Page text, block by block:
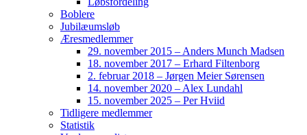
Boblere
Jubilæumsløb
Æresmedlemmer
29. november 2015 – Anders Munch Madsen
18. november 2017 – Erhard Filtenborg
2. februar 2018 – Jørgen Meier Sørensen
14. november 2020 – Alex Lundahl
15. november 2025 – Per Hviid
Tidligere medlemmer
Statistik